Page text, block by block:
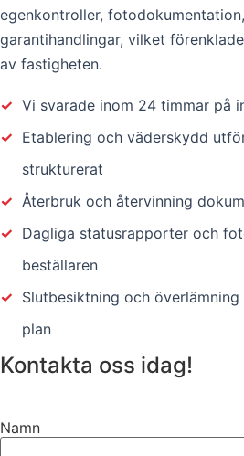
egenkontroller,
garantihandlingar, vilket
av fastigheten.
✓ Vi svarade inom 24 timmar på
✓ Etablering och väderskydd
strukturerat
✓ Återbruk och återvinning
✓ Dagliga statusrapporter och
beställaren
✓ Slutbesiktning och
plan
Kontakta oss idag!
Namn